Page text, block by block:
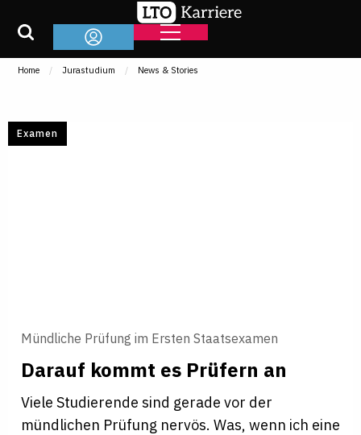
Home Jurastudium News & Stories
Examen
Mündliche Prüfung im Ersten Staatsexamen
Darauf kommt es Prü­fern an
Viele Studierende sind gerade vor der
mündlichen Prüfung nervös. Was, wenn ich eine